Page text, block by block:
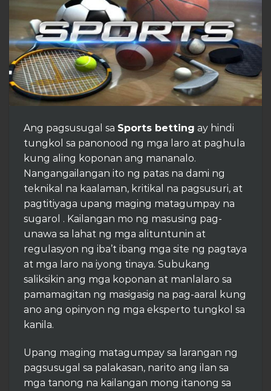
Ang pagsusugal sa Sports betting ay hindi
tungkol sa panonood ng mga laro at paghula
kung aling koponan ang mananalo.
Nangangailangan ito ng patas na dami ng
teknikal na kaalaman, kritikal na pagsusuri, at
pagtitiyaga upang maging matagumpay na
sugarol . Kailangan mo ng masusing pag-
unawa sa lahat ng mga alituntunin at
regulasyon ng iba’t ibang mga site ng pagtaya
at mga laro na iyong tinaya. Subukang
saliksikin ang mga koponan at manlalaro sa
pamamagitan ng masigasig na pag-aaral kung
ano ang opinyon ng mga eksperto tungkol sa
kanila.
Upang maging matagumpay sa larangan ng
pagsusugal sa palakasan, narito ang ilan sa
mga tanong na kailangan mong itanong sa